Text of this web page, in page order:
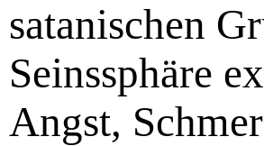
satanischen
Seinssphäre
Angst,